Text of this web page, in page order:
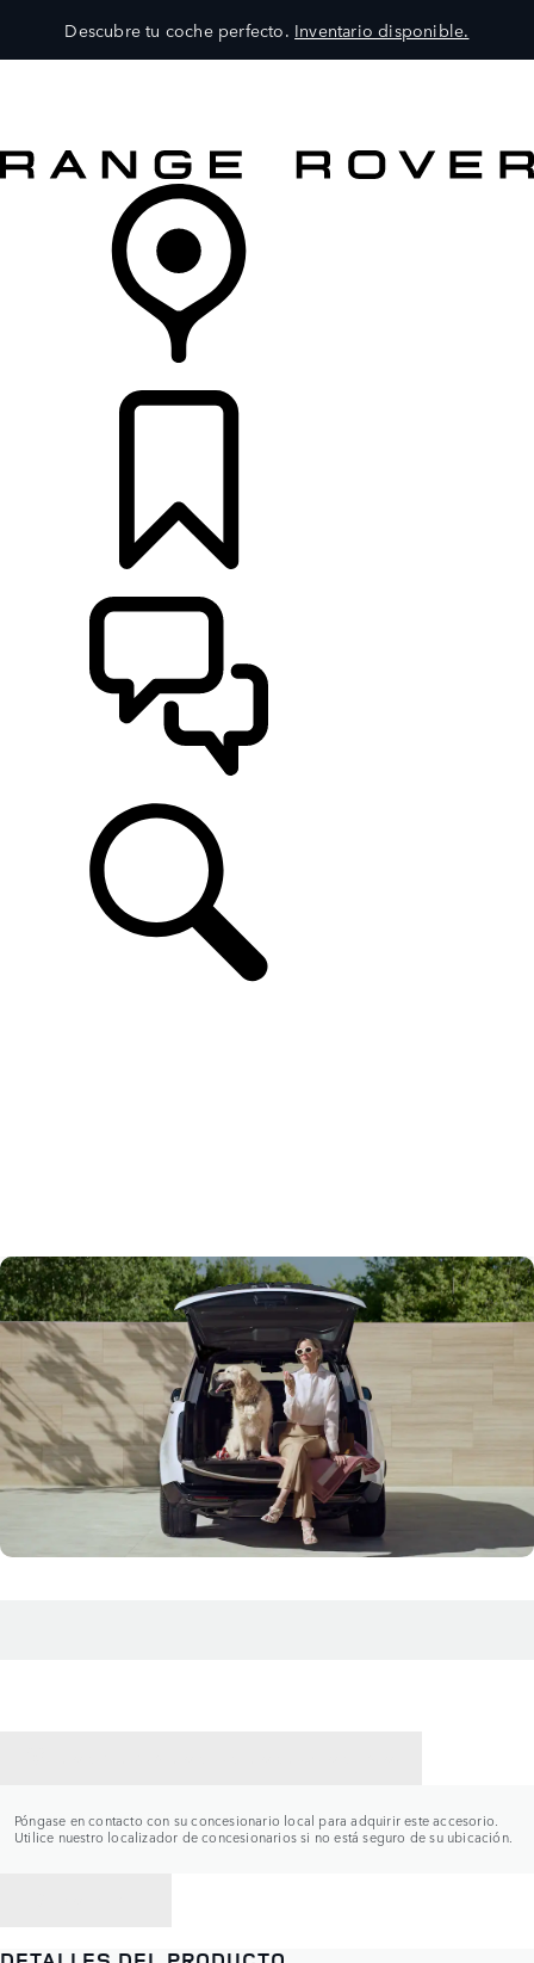
Descubre tu coche perfecto. Inventario disponible.
Póngase en contacto con su concesionario local para adquirir este accesorio.
Utilice nuestro localizador de concesionarios si no está seguro de su ubicación.